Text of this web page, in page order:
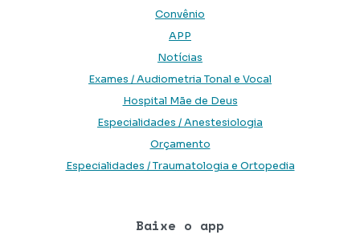
Convênio
APP
Notícias
Exames / Audiometria Tonal e Vocal
Hospital Mãe de Deus
Especialidades / Anestesiologia
Orçamento
Especialidades / Traumatologia e Ortopedia
Baixe o app